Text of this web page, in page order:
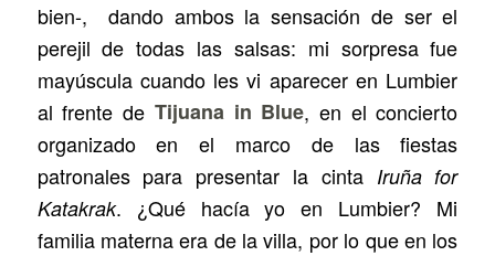
bien-, dando ambos la sensación de ser el
perejil de todas las salsas: mi sorpresa fue
mayúscula cuando les vi aparecer en Lumbier
al frente de Tijuana in Blue, en el concierto
organizado en el marco de las fiestas
patronales para presentar la cinta Iruña for
Katakrak. ¿Qué hacía yo en Lumbier? Mi
familia materna era de la villa, por lo que en los